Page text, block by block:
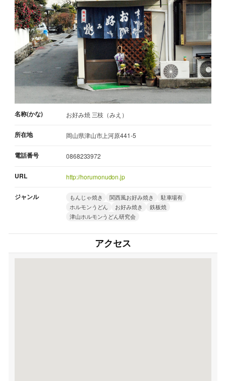
名称(かな) お好み焼 三枝（みえ）
所在地 岡山県津山市上河原441-5
電話番号 0868233972
URL http://horumonudon.jp
ジャンル もんじゃ焼き 関西風お好み焼き
駐車場有
ホルモンうどん
お好み焼き
鉄板焼
津山ホルモンうどん研究会
アクセス